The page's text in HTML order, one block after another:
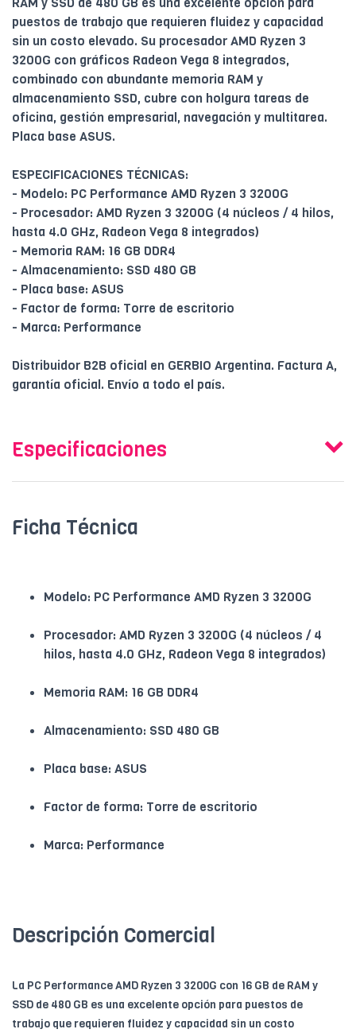
puestos de trabajo que requieren fluidez y capacidad
sin un costo elevado. Su procesador AMD Ryzen 3
3200G con gráficos Radeon Vega 8 integrados,
combinado con abundante memoria RAM y
almacenamiento SSD, cubre con holgura tareas de
oficina, gestión empresarial, navegación y multitarea.
Placa base ASUS.
ESPECIFICACIONES TÉCNICAS:
- Modelo: PC Performance AMD Ryzen 3 3200G
- Procesador: AMD Ryzen 3 3200G (4 núcleos / 4 hilos,
hasta 4.0 GHz, Radeon Vega 8 integrados)
- Memoria RAM: 16 GB DDR4
- Almacenamiento: SSD 480 GB
- Placa base: ASUS
- Factor de forma: Torre de escritorio
- Marca: Performance
Distribuidor B2B oficial en GERBIO Argentina. Factura A,
garantía oficial. Envío a todo el país.
Especificaciones
Ficha Técnica
Modelo: PC Performance AMD Ryzen 3 3200G
Procesador: AMD Ryzen 3 3200G (4 núcleos / 4
hilos, hasta 4.0 GHz, Radeon Vega 8 integrados)
Memoria RAM: 16 GB DDR4
Almacenamiento: SSD 480 GB
Placa base: ASUS
Factor de forma: Torre de escritorio
Marca: Performance
Descripción Comercial
La PC Performance AMD Ryzen 3 3200G con 16 GB de RAM y
SSD de 480 GB es una excelente opción para puestos de
trabajo que requieren fluidez y capacidad sin un costo